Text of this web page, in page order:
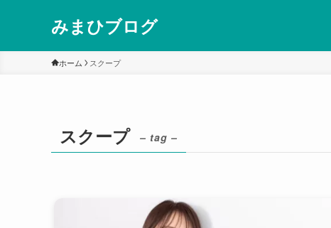
みまひブログ
ホーム スクープ
スクープ – tag –